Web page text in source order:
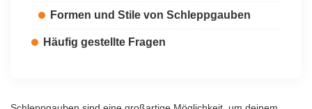
Formen und Stile von Schleppgauben
Häufig gestellte Fragen